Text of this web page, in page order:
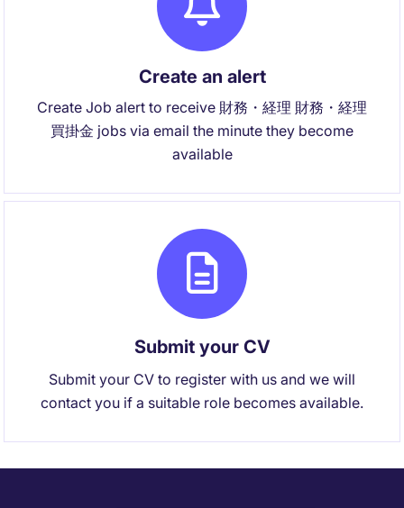
Create an alert
Create Job alert to receive 財務・経理 財務・経理
買掛金 jobs via email the minute they become
available
Submit your CV
Submit your CV to register with us and we will
contact you if a suitable role becomes available.